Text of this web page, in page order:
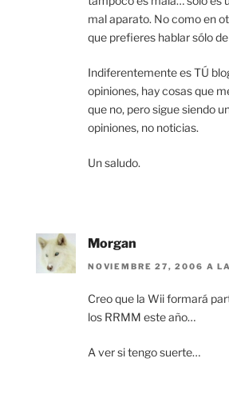
mal aparato. No como en
que prefieres hablar sólo
Indiferentemente es TÚ
opiniones, hay cosas que
que no, pero sigue siendo
opiniones, no noticias.
Un saludo.
Morgan
NOVIEMBRE 27, 2006 A
Creo que la Wii formará
los RRMM este año…
A ver si tengo suerte…